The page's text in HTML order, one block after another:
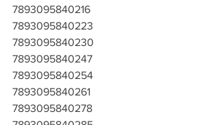
7893095840216
7893095840223
7893095840230
7893095840247
7893095840254
7893095840261
7893095840278